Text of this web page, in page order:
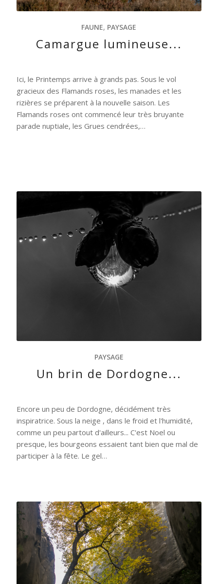
FAUNE, PAYSAGE
Camargue lumineuse...
Ici, le Printemps arrive à grands pas. Sous le vol
gracieux des Flamands roses, les manades et les
rizières se préparent à la nouvelle saison. Les
Flamands roses ont commencé leur très bruyante
parade nuptiale, les Grues cendrées,…
PAYSAGE
Un brin de Dordogne...
Encore un peu de Dordogne, décidément très
inspiratrice. Sous la neige , dans le froid et l'humidité,
comme un peu partout d'ailleurs... C'est Noel ou
presque, les bourgeons essaient tant bien que mal de
participer à la fête. Le gel…